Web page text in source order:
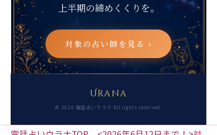
上半期の締めくくりを。
対象の占い師を見る ›
Urana
© 2026 電話占いウラナ All rights reserved.